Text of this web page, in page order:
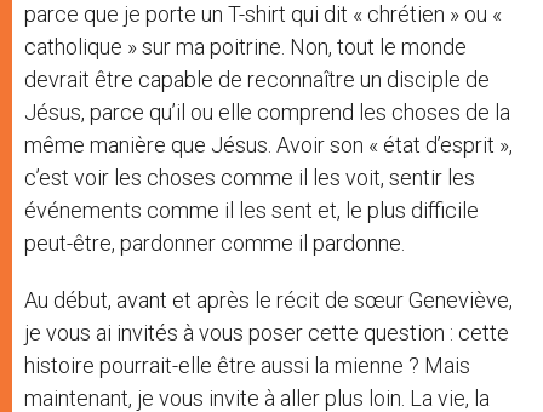
parce que je porte un T-shirt qui dit « chrétien » ou «
catholique » sur ma poitrine. Non, tout le monde
devrait être capable de reconnaître un disciple de
Jésus, parce qu’il ou elle comprend les choses de la
même manière que Jésus. Avoir son « état d’esprit »,
c’est voir les choses comme il les voit, sentir les
événements comme il les sent et, le plus difficile
peut-être, pardonner comme il pardonne.
Au début, avant et après le récit de sœur Geneviève,
je vous ai invités à vous poser cette question : cette
histoire pourrait-elle être aussi la mienne ? Mais
maintenant, je vous invite à aller plus loin. La vie, la